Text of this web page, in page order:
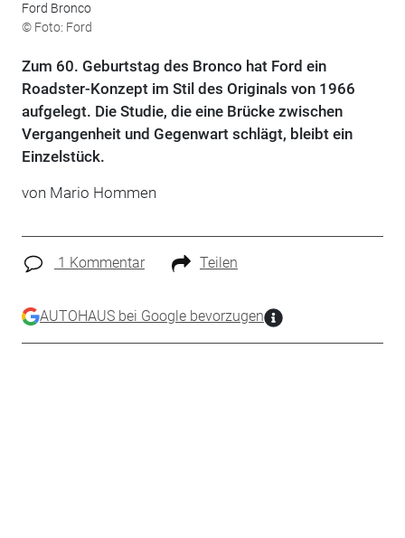
Ford Bronco
© Foto: Ford
Zum 60. Geburtstag des Bronco hat Ford ein
Roadster-Konzept im Stil des Originals von 1966
aufgelegt. Die Studie, die eine Brücke zwischen
Vergangenheit und Gegenwart schlägt, bleibt ein
Einzelstück.
von Mario Hommen
1 Kommentar Teilen
AUTOHAUS bei Google bevorzugen